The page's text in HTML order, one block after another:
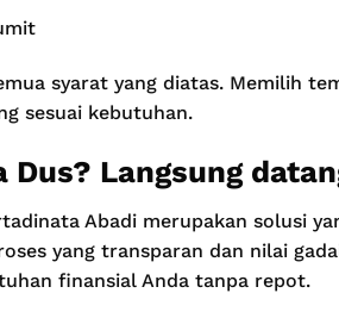
syarat yang diatas. Memilih
sesuai kebutuhan.
Dus? Langsung
Abadi merupakan solusi
yang transparan dan nilai
finansial Anda tanpa repot.